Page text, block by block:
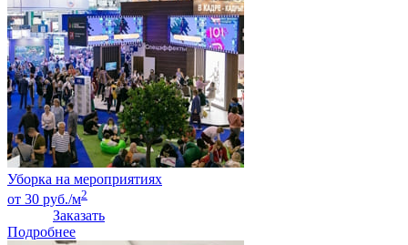
Уборка на мероприятиях
от 30 руб./м2
Заказать
Подробнее